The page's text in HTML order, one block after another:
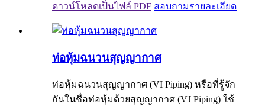
ดาวน์โหลดเป็นไฟล์ PDF สอบถามรายละเอียด
ท่อหุ้มฉนวนสุญญากาศ
ท่อหุ้มฉนวนสุญญากาศ (VI Piping) หรือที่รู้จัก
กันในชื่อท่อหุ้มด้วยสุญญากาศ (VJ Piping) ใช้